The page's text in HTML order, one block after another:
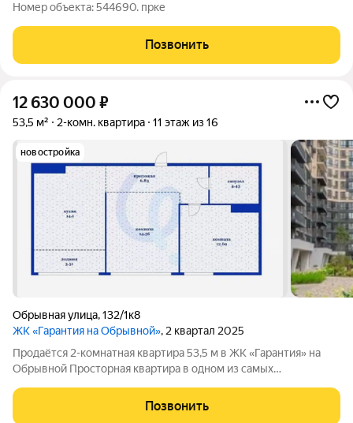
Номер объекта: 544690. прке
Позвонить
12 630 000 ₽
53,5 м² 2-комн. квартира 11 этаж из 16
новостройка
Обрывная улица,132/1к8
ЖК «Гарантия на Обрывной», 2 квартал 2025
Продаётся 2-комнатная квартира 53,5 м в ЖК «Гарантия» на
Обрывной Просторная квартира в одном из самых
на 11 этаже, откуда открывается красивый вид на город.
Предчистовая отделка позволит
Позвонить